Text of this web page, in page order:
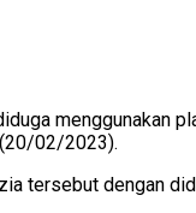
(20/02/2023).
tersebut dengan